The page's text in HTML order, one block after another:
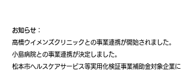
お知らせ ：
高橋ウイメンズクリニックとの事業連携が開始されました。
​小島病院との事業連携が決定しました。
松本市ヘルスケアサービス等実用化検証事業補助金対象企業に